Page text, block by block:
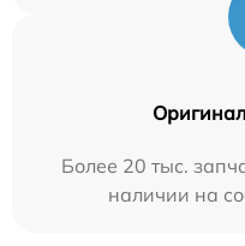
Более 20 тыс.
наличии на